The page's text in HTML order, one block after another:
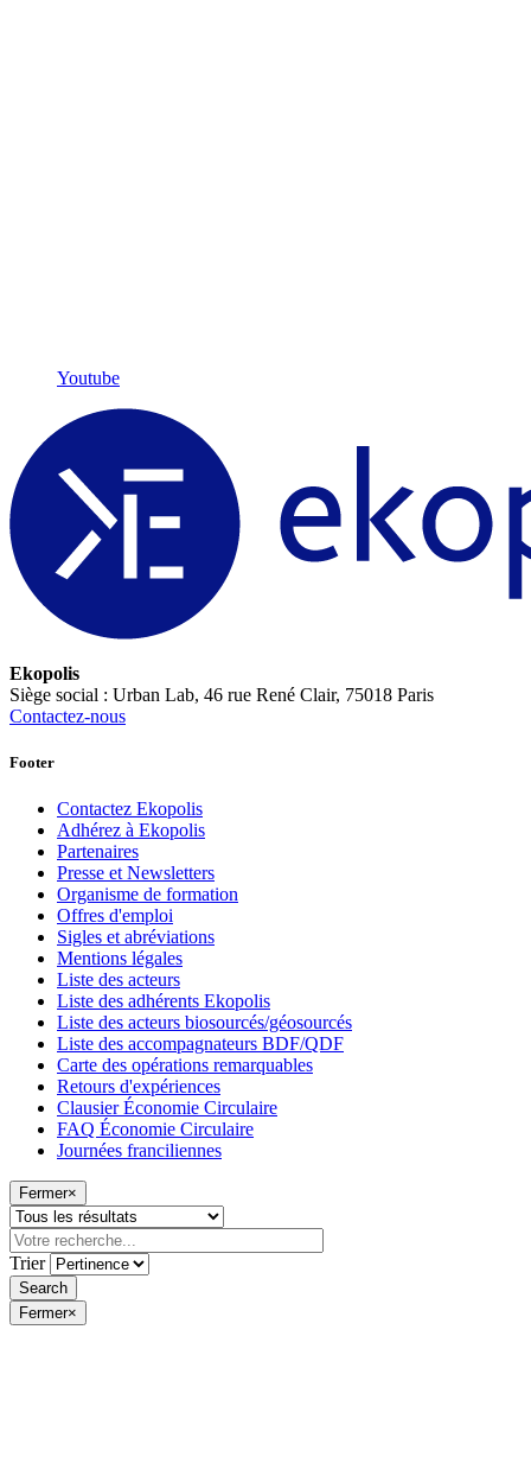
Youtube
Ekopolis
Siège social : Urban Lab, 46 rue René Clair, 75018 Paris
Contactez-nous
Footer
Contactez Ekopolis
Adhérez à Ekopolis
Partenaires
Presse et Newsletters
Organisme de formation
Offres d'emploi
Sigles et abréviations
Mentions légales
Liste des acteurs
Liste des adhérents Ekopolis
Liste des acteurs biosourcés/géosourcés
Liste des accompagnateurs BDF/QDF
Carte des opérations remarquables
Retours d'expériences
Clausier Économie Circulaire
FAQ Économie Circulaire
Journées franciliennes
Fermer×
Trier
Fermer×